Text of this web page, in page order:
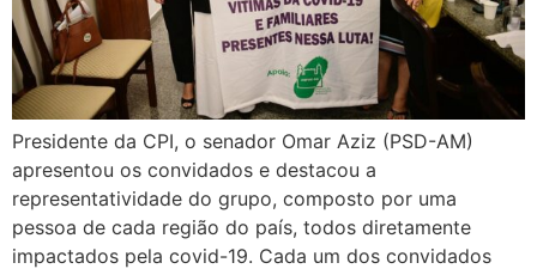
Presidente da CPI, o senador Omar Aziz (PSD-AM)
apresentou os convidados e destacou a
representatividade do grupo, composto por uma
pessoa de cada região do país, todos diretamente
impactados pela covid-19. Cada um dos convidados